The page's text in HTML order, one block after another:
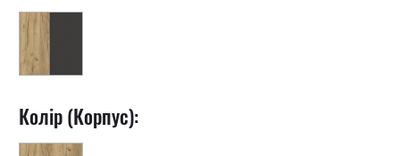
Колір (Корпус):